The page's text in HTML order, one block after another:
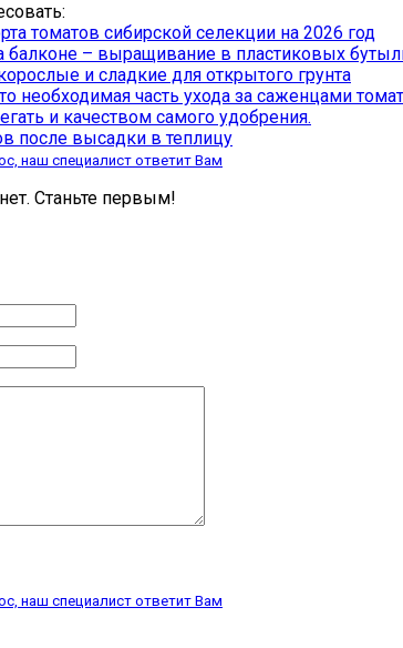
томатов сибирской селекции на 2026 год
– выращивание в пластиковых
и сладкие для открытого грунта
после высадки в теплицу
наш специалист ответит Вам
Станьте первым!
наш специалист ответит Вам